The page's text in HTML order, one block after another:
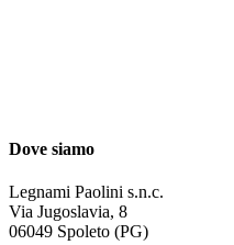
Dove siamo
Legnami Paolini s.n.c.
Via Jugoslavia, 8
06049 Spoleto (PG)